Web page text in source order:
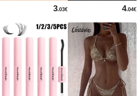
4.04€
3.03€